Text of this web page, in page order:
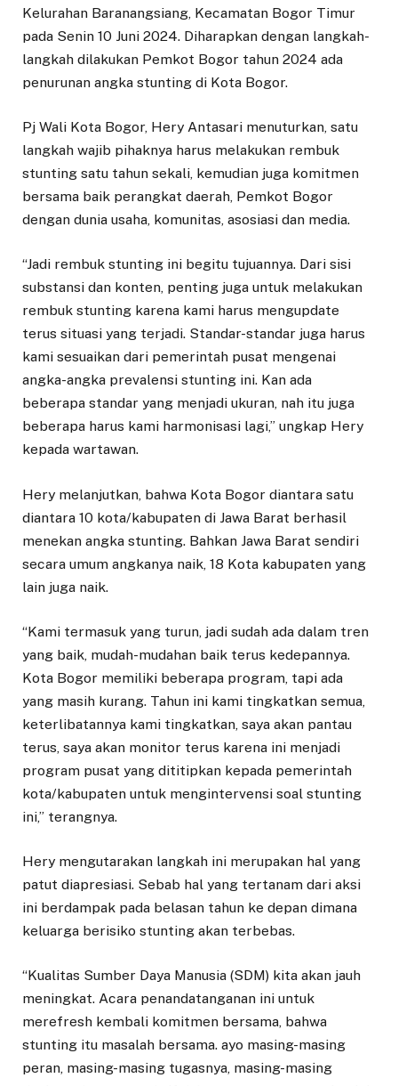
Kelurahan Baranangsiang, Kecamatan Bogor Timur
pada Senin 10 Juni 2024. Diharapkan dengan langkah-
langkah dilakukan Pemkot Bogor tahun 2024 ada
penurunan angka stunting di Kota Bogor.
Pj Wali Kota Bogor, Hery Antasari menuturkan, satu
langkah wajib pihaknya harus melakukan rembuk
stunting satu tahun sekali, kemudian juga komitmen
bersama baik perangkat daerah, Pemkot Bogor
dengan dunia usaha, komunitas, asosiasi dan media.
“Jadi rembuk stunting ini begitu tujuannya. Dari sisi
substansi dan konten, penting juga untuk melakukan
rembuk stunting karena kami harus mengupdate
terus situasi yang terjadi. Standar-standar juga harus
kami sesuaikan dari pemerintah pusat mengenai
angka-angka prevalensi stunting ini. Kan ada
beberapa standar yang menjadi ukuran, nah itu juga
beberapa harus kami harmonisasi lagi,” ungkap Hery
kepada wartawan.
Hery melanjutkan, bahwa Kota Bogor diantara satu
diantara 10 kota/kabupaten di Jawa Barat berhasil
menekan angka stunting. Bahkan Jawa Barat sendiri
secara umum angkanya naik, 18 Kota kabupaten yang
lain juga naik.
“Kami termasuk yang turun, jadi sudah ada dalam tren
yang baik, mudah-mudahan baik terus kedepannya.
Kota Bogor memiliki beberapa program, tapi ada
yang masih kurang. Tahun ini kami tingkatkan semua,
keterlibatannya kami tingkatkan, saya akan pantau
terus, saya akan monitor terus karena ini menjadi
program pusat yang dititipkan kepada pemerintah
kota/kabupaten untuk mengintervensi soal stunting
ini,” terangnya.
Hery mengutarakan langkah ini merupakan hal yang
patut diapresiasi. Sebab hal yang tertanam dari aksi
ini berdampak pada belasan tahun ke depan dimana
keluarga berisiko stunting akan terbebas.
“Kualitas Sumber Daya Manusia (SDM) kita akan jauh
meningkat. Acara penandatanganan ini untuk
merefresh kembali komitmen bersama, bahwa
stunting itu masalah bersama. ayo masing-masing
peran, masing-masing tugasnya, masing-masing